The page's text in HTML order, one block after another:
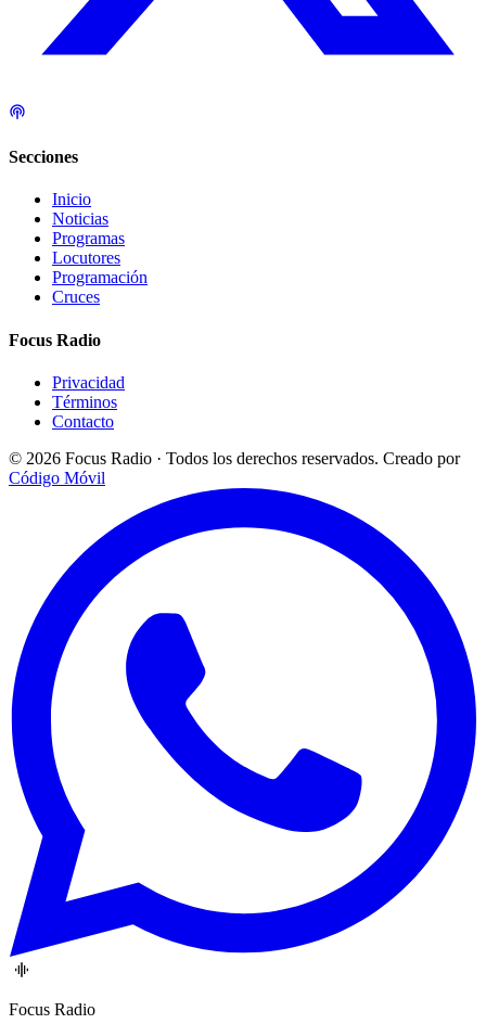
Secciones
Inicio
Noticias
Programas
Locutores
Programación
Cruces
Focus Radio
Privacidad
Términos
Contacto
© 2026 Focus Radio · Todos los derechos reservados. Creado por
Código Móvil
Focus Radio